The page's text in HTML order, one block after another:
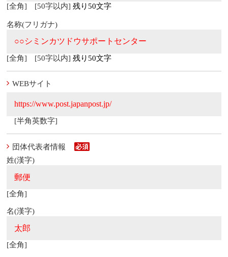
[全角] [50字以内]残り50文字
名称(フリガナ)
[全角] [50字以内]残り50文字
WEBサイト
[半角英数字]
団体代表者情報
姓(漢字)
[全角]
名(漢字)
[全角]